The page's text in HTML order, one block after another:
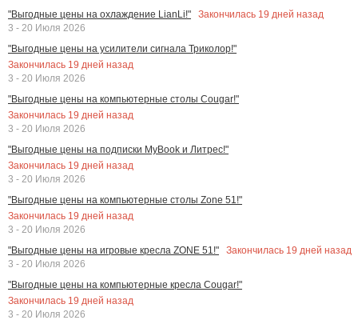
"Выгодные цены на охлаждение LianLi!"
Закончилась 19 дней назад
3 - 20 Июля 2026
"Выгодные цены на усилители сигнала Триколор!"
Закончилась 19 дней назад
3 - 20 Июля 2026
"Выгодные цены на компьютерные столы Cougar!"
Закончилась 19 дней назад
3 - 20 Июля 2026
"Выгодные цены на подписки MyBook и Литрес!"
Закончилась 19 дней назад
3 - 20 Июля 2026
"Выгодные цены на компьютерные столы Zone 51!"
Закончилась 19 дней назад
3 - 20 Июля 2026
"Выгодные цены на игровые кресла ZONE 51!"
Закончилась 19 дней назад
3 - 20 Июля 2026
"Выгодные цены на компьютерные кресла Cougar!"
Закончилась 19 дней назад
3 - 20 Июля 2026